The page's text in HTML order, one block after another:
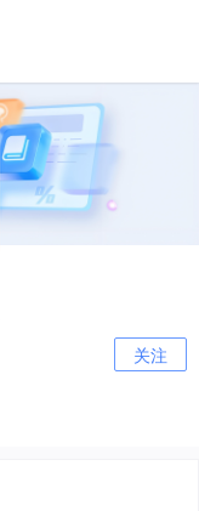
关注